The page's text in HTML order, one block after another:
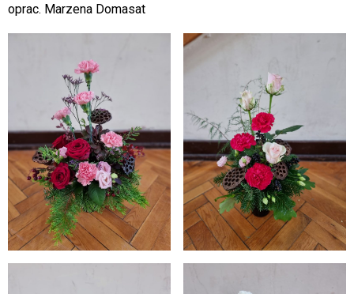
oprac. Marzena Domasat